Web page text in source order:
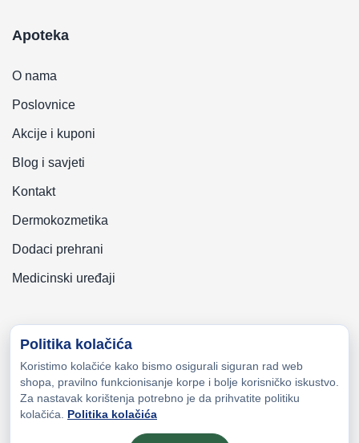
Apoteka
O nama
Poslovnice
Akcije i kuponi
Blog i savjeti
Kontakt
Dermokozmetika
Dodaci prehrani
Medicinski uređaji
Copyright © 2026 Zeni-Lijek Apoteka. Sva prava zadržana
Politika kolačića
Koristimo kolačiće kako bismo osigurali siguran rad web
shopa, pravilno funkcionisanje korpe i bolje korisničko iskustvo.
Za nastavak korištenja potrebno je da prihvatite politiku
kolačića. Politika kolačića